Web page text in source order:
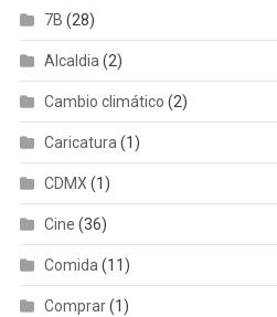
7B (28)
Alcaldia(2)
Cambio climático (2)
Caricatura(1)
CDMX (1)
Cine (36)
Comida(11)
Comprar(1)